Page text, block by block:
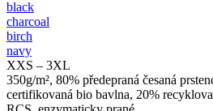
black
charcoal
birch
navy
XXS – 3XL
350g/m², 80% předepraná česaná
certifikovaná bio bavlna, 20%